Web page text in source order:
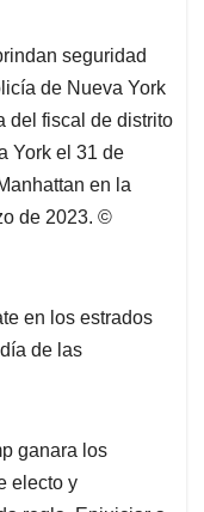
seguridad
de Nueva York
del fiscal de distrito
York el 31 de
en la
de 2023. ©
en los estrados
de las
ganara los
electo y